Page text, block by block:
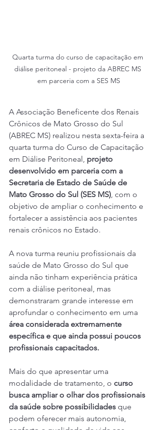
Quarta turma do curso de capacitação em
diálise peritoneal - projeto da ABREC MS
em parceria com a SES MS
A Associação Beneficente dos Renais
Crônicos de Mato Grosso do Sul
(ABREC MS) realizou nesta sexta-feira a
quarta turma do Curso de Capacitação
em Diálise Peritoneal, projeto
desenvolvido em parceria com a
Secretaria de Estado de Saúde de
Mato Grosso do Sul (SES MS), com o
objetivo de ampliar o conhecimento e
fortalecer a assistência aos pacientes
renais crônicos no Estado.
A nova turma reuniu profissionais da
saúde de Mato Grosso do Sul que
ainda não tinham experiência prática
com a diálise peritoneal, mas
demonstraram grande interesse em
aprofundar o conhecimento em uma
área considerada extremamente
específica e que ainda possui poucos
profissionais capacitados.
Mais do que apresentar uma
modalidade de tratamento, o curso
busca ampliar o olhar dos profissionais
da saúde sobre possibilidades que
podem oferecer mais autonomia,